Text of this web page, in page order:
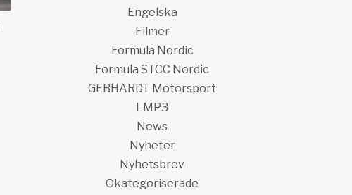
Engelska
Filmer
Formula Nordic
Formula STCC Nordic
GEBHARDT Motorsport
LMP3
News
Nyheter
Nyhetsbrev
Okategoriserade